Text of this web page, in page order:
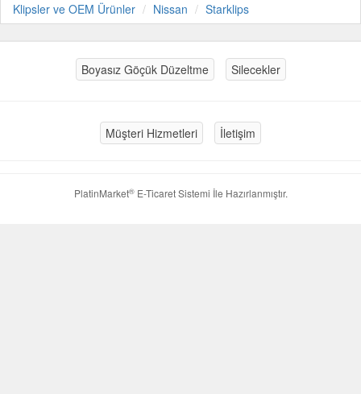
Klipsler ve OEM Ürünler Nissan Starklips
Boyasız Göçük Düzeltme Silecekler
Müşteri Hizmetleri İletişim
PlatinMarket®E-Ticaret Sistemi İle Hazırlanmıştır.